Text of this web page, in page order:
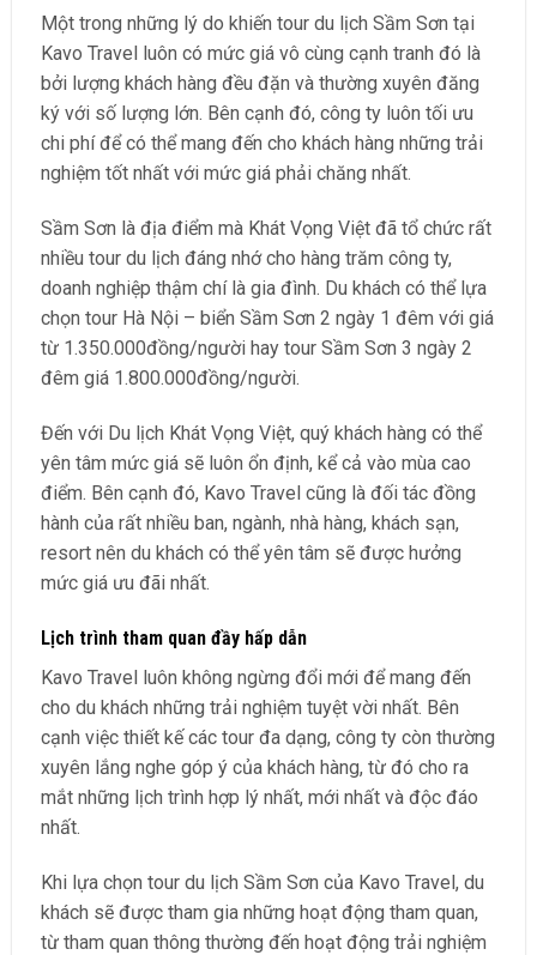
Một trong những lý do khiến tour du lịch Sầm Sơn tại
Kavo Travel luôn có mức giá vô cùng cạnh tranh đó là
bởi lượng khách hàng đều đặn và thường xuyên đăng
ký với số lượng lớn. Bên cạnh đó, công ty luôn tối ưu
chi phí để có thể mang đến cho khách hàng những trải
nghiệm tốt nhất với mức giá phải chăng nhất.
Sầm Sơn là địa điểm mà Khát Vọng Việt đã tổ chức rất
nhiều tour du lịch đáng nhớ cho hàng trăm công ty,
doanh nghiệp thậm chí là gia đình. Du khách có thể lựa
chọn tour Hà Nội – biển Sầm Sơn 2 ngày 1 đêm với giá
từ 1.350.000đồng/người hay tour Sầm Sơn 3 ngày 2
đêm giá 1.800.000đồng/người.
Đến với Du lịch Khát Vọng Việt, quý khách hàng có thể
yên tâm mức giá sẽ luôn ổn định, kể cả vào mùa cao
điểm. Bên cạnh đó, Kavo Travel cũng là đối tác đồng
hành của rất nhiều ban, ngành, nhà hàng, khách sạn,
resort nên du khách có thể yên tâm sẽ được hưởng
mức giá ưu đãi nhất.
Lịch trình tham quan đầy hấp dẫn
Kavo Travel luôn không ngừng đổi mới để mang đến
cho du khách những trải nghiệm tuyệt vời nhất. Bên
cạnh việc thiết kế các tour đa dạng, công ty còn thường
xuyên lắng nghe góp ý của khách hàng, từ đó cho ra
mắt những lịch trình hợp lý nhất, mới nhất và độc đáo
nhất.
Khi lựa chọn tour du lịch Sầm Sơn của Kavo Travel, du
khách sẽ được tham gia những hoạt động tham quan,
từ tham quan thông thường đến hoạt động trải nghiệm